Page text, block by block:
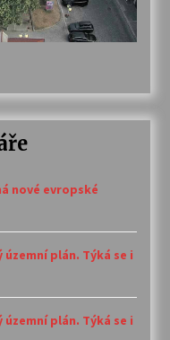
nové evropské
plán. Týká se i
plán. Týká se i